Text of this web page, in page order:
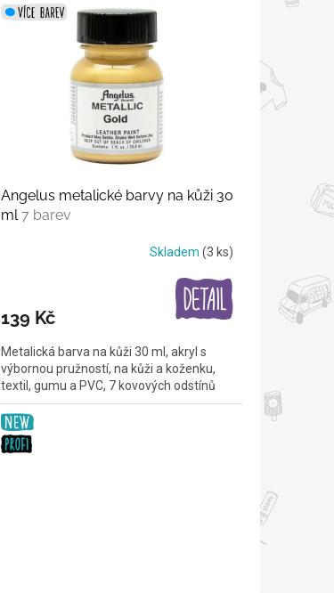
Angelus metalické barvy na kůži 30
ml7 barev
Skladem (3 ks)
139 Kč
Metalická barva na kůži 30 ml, akryl s
výbornou pružností, na kůži a koženku,
textil, gumu a PVC, 7 kovových odstínů